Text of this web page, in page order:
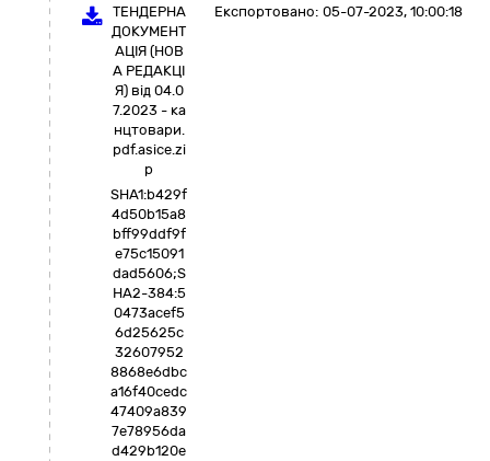
ТЕНДЕРНА
ДОКУМЕНТ
АЦІЯ (НОВ
А РЕДАКЦІ
Я) від 04.0
7.2023 - ка
нцтовари.
pdf.asice.zi
p
SHA1:b429f
4d50b15a8
bff99ddf9f
e75c15091
dad5606;S
HA2-384:5
0473acef5
6d25625c
32607952
8868e6dbc
a16f40cedc
47409a839
7e78956da
d429b120e
Експортовано: 05-07-2023, 10:00:18